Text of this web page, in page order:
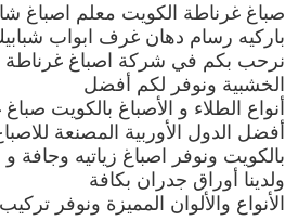
صباغ غرناطة الكويت معلم اصباغ
باركيه رسام دهان غرف ابواب
نرحب بكم في شركة اصباغ غرناطة
الخشبية ونوفر لكم أفضل
أنواع الطلاء و الأصباغ بالكويت
أفضل الدول الأوربية المصنعة
بالكويت ونوفر اصباغ زياتيه
ولدينا أوراق جدران بكافة
الأنواع والألوان المميزة ونوفر